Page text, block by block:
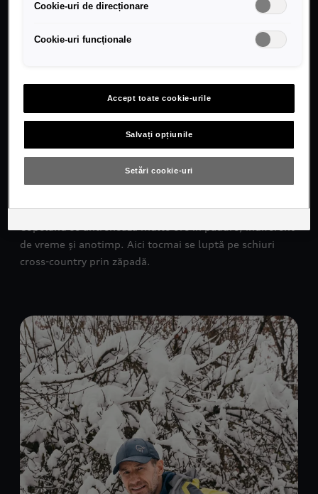
de vreme și anotimp. Aici tocmai se luptă pe schiuri
cross-country prin zăpadă.
Cookie-uri de direcționare
Cookie-uri funcționale
Accept toate cookie-urile
Salvați opțiunile
Setări cookie-uri